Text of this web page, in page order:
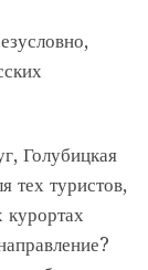
Голубицкая
тех туристов,